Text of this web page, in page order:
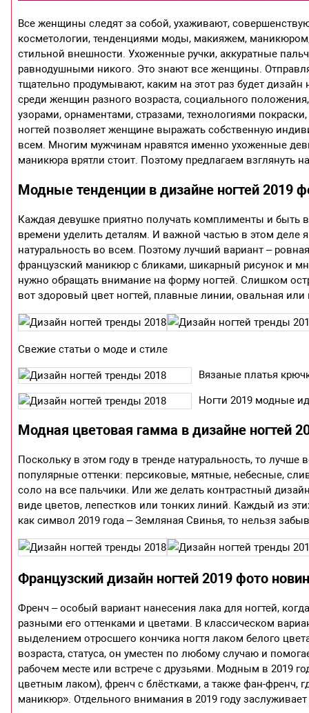
Все женщины следят за собой, ухаживают,
косметологии, тенденциями моды, макияжем,
стильной внешности. Ухоженные ручки, аккуратные
равнодушными никого. Это знают все женщины.
тщательно продумывают, каким на этот раз будет
среди женщин разного возраста, социального
узорами, орнаментами, стразами, технологиями
ногтей позволяет женщине выражать собственную
всем. Многим мужчинам нравятся именно ухоженные
маникюра врятли стоит. Поэтому предлагаем взглянуть
Модные тенденции в дизайне ногтей 2019
Каждая девушке приятно получать комплименты и быть
времени уделить деталям. И важной частью в этом деле
натуральность во всем. Поэтому лучший вариант –
французский маникюр с бликами, шикарный рисунок и
нужно обращать внимание на форму ногтей. Слишком
вот здоровый цвет ногтей, плавные линии, овальная
Свежие статьи о моде и стиле
Вязаные платья
Ногти 2019 модные
Модная цветовая гамма в дизайне ногтей
Поскольку в этом году в тренде натуральность, то
популярные оттенки: персиковые, мятные, небесные,
соло на все пальчики. Или же делать контрастный
виде цветов, лепестков или тонких линий. Каждый из
как символ 2019 года – Земляная Свинья, то нельзя
Французский дизайн ногтей 2019 фото
Френч – особый вариант нанесения лака для ногтей,
разными его оттенками и цветами. В классическом
выделением отросшего кончика ногтя лаком белого
возраста, статуса, он уместен по любому случаю и
рабочем месте или встрече с друзьями. Модным в 2019
цветным лаком), френч с блёстками, а также фан-френч,
маникюр». Отдельного внимания в 2019 году